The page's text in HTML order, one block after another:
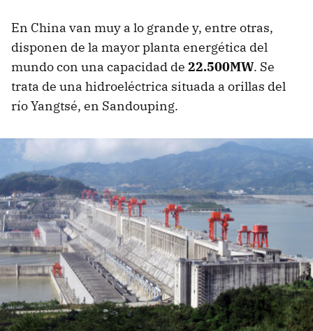
En China van muy a lo grande y, entre otras,
disponen de la mayor planta energética del
mundo con una capacidad de 22.500MW. Se
trata de una hidroeléctrica situada a orillas del
río Yangtsé, en Sandouping.